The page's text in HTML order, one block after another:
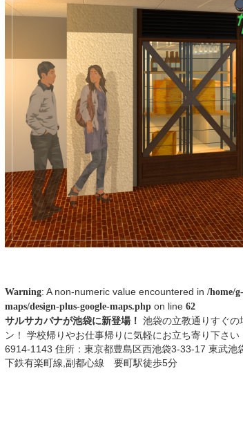
Warning: A non-numeric value encountered in /home/
maps/design-plus-google-maps.php on line 62
サルサカバナが池袋に新登場！ 池袋の立教通りすぐ
ン！ 学校帰りやお仕事帰りに気軽にお立ち寄り下さ
6914-1143 住所：東京都豊島区西池袋3-33-17 東武
下鉄有楽町線,副都心線 要町駅徒歩5分